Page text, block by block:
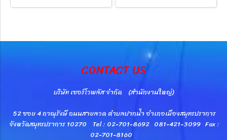
CONTACT US
บริษัท เซอร์โวพลัส จำกัด (สำนักงานใหญ่)
52 ซอย 4 ภาณุรังษี ถนนสายลวด ตำบลปากน้ำ อำเภอเมืองสมุทรปราการ
จังหวัดสมุทรปราการ 10270 Tel : 02-701-8692 081-421-3099 Fax :
02-701-8160